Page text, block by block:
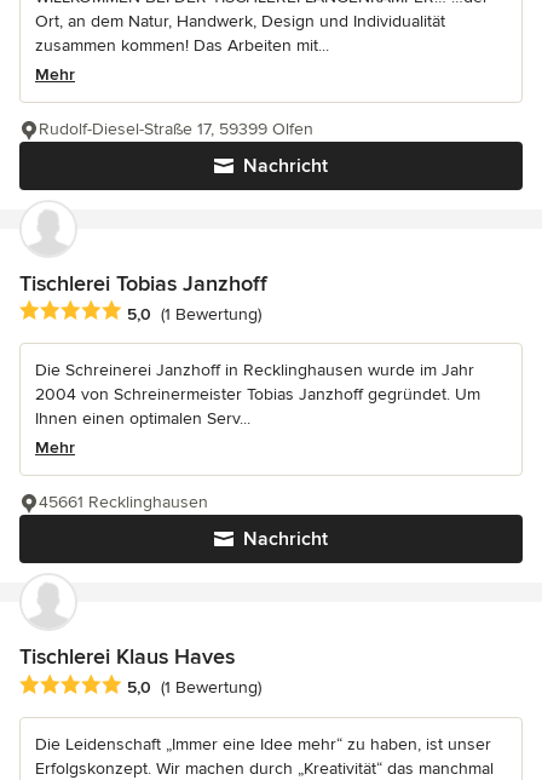
Ort, an dem Natur, Handwerk, Design und Individualität
zusammen kommen! Das Arbeiten mit...
Mehr
Nachricht
Rudolf-Diesel-Straße 17, 59399 Olfen
Tischlerei Tobias Janzhoff
Durchschnittliche Bewertung: 5 von 5 Sternen
5,0 (1 Bewertung)
Die Schreinerei Janzhoff in Recklinghausen wurde im Jahr
2004 von Schreinermeister Tobias Janzhoff gegründet. Um
Ihnen einen optimalen Serv...
Mehr
Nachricht
45661 Recklinghausen
Tischlerei Klaus Haves
Durchschnittliche Bewertung: 5 von 5 Sternen
5,0 (1 Bewertung)
Die Leidenschaft „Immer eine Idee mehr“ zu haben, ist unser
Erfolgskonzept. Wir machen durch „Kreativität“ das manchmal